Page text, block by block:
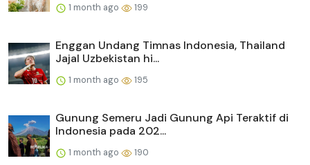
1 month ago 199
Enggan Undang Timnas Indonesia, Thailand
Jajal Uzbekistan hi...
1 month ago 195
Gunung Semeru Jadi Gunung Api Teraktif di
Indonesia pada 202...
1 month ago 190